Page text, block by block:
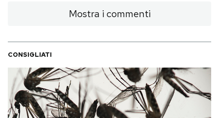
Mostra i commenti
CONSIGLIATI